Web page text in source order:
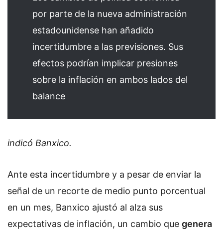
por parte de la nueva administración
estadounidense han añadido
incertidumbre a las previsiones. Sus
efectos podrían implicar presiones
sobre la inflación en ambos lados del
balance
indicó Banxico.
Ante esta incertidumbre y a pesar de enviar la
señal de un recorte de medio punto porcentual
en un mes, Banxico ajustó al alza sus
expectativas de inflación, un cambio que genera